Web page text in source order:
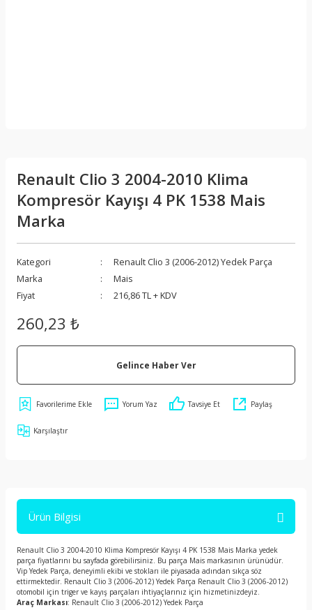
Renault Clio 3 2004-2010 Klima
Kompresör Kayışı 4 PK 1538 Mais
Marka
Kategori
Renault Clio 3 (2006-2012) Yedek Parça
Marka
Mais
Fiyat
216,86 TL + KDV
260,23 ₺
Gelince Haber Ver
Yorum Yaz Tavsiye Et Paylaş
Karşılaştır
Ürün Bilgisi
Renault Clio 3 2004-2010 Klima Kompresör Kayışı 4 PK 1538 Mais Marka yedek
parça fiyatlarını bu sayfada görebilirsiniz. Bu parça Mais markasının ürünüdür.
Vip Yedek Parça, deneyimli ekibi ve stokları ile piyasada adından sıkça söz
ettirmektedir. Renault Clio 3 (2006-2012) Yedek Parça Renault Clio 3 (2006-2012)
otomobil için triger ve kayış parçaları ihtiyaçlarınız için hizmetinizdeyiz.
Araç Markası: Renault Clio 3 (2006-2012) Yedek Parça